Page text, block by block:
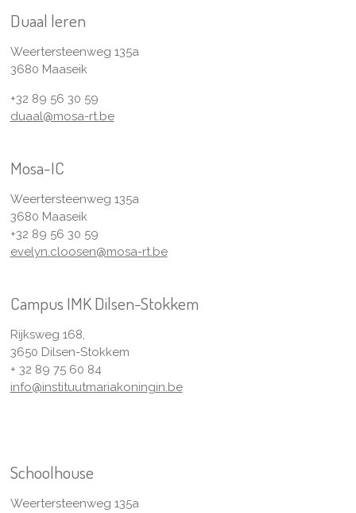
Duaal leren
Weertersteenweg 135a
3680 Maaseik
+32 89 56 30 59
duaal@mosa-rt.be
Mosa-IC
Weertersteenweg 135a
3680 Maaseik
+32 89 56 30 59
evelyn.cloosen@mosa-rt.be
Campus IMK Dilsen-Stokkem
Rijksweg 168,
3650 Dilsen-Stokkem
+ 32 89 75 60 84
info@instituutmariakoningin.be
Schoolhouse
Weertersteenweg 135a